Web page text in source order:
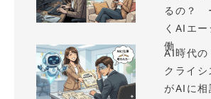
るの？
くAIエ
働...
AI時代の
クライ
がAIに相